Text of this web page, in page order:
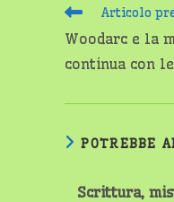
Leggi
articoli
Articolo
Woodarc e la
continua con
POTREBBE
Scrittura,